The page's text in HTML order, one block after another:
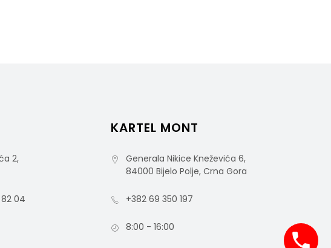
2,
04
KARTEL MONT
Generala Nikice Kneževića 6,
84000 Bijelo Polje, Crna Gora
+382 69 350 197
8:00 - 16:00